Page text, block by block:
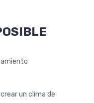
un clima de